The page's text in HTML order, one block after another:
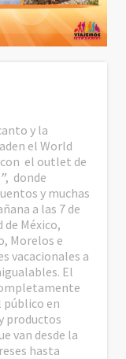
y la
el World
con el outlet de
, donde
y muchas
a las 7 de
México,
Morelos e
vacacionales a
El
en
productos
van desde la
hasta